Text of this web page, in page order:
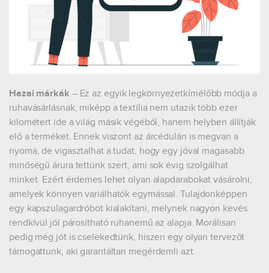
Hazai márkák – Ez az egyik legkörnyezetkímélőbb módja a
ruhavásárlásnak, miképp a textília nem utazik több ezer
kilométert ide a világ másik végéből, hanem helyben állítják
elő a terméket. Ennek viszont az árcédulán is megvan a
nyoma, de vigasztalhat a tudat, hogy egy jóval magasabb
minőségű árura tettünk szert, ami sok évig szolgálhat
minket. Ezért érdemes lehet olyan alapdarabokat vásárolni,
amelyek könnyen variálhatók egymással. Tulajdonképpen
egy kapszulagardróbot kialakítani, melynek nagyon kevés
rendkívül jól párosítható ruhanemű az alapja. Morálisan
pedig még jót is cselekedtünk, hiszen egy olyan tervezőt
támogattunk, aki garantáltan megérdemli azt.